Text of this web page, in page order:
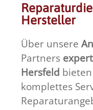
Hersteller
Über unsere
Partners
Hersfeld
komplettes